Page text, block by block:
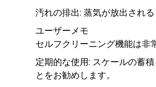
汚れの排出: 蒸気が放出され
ユーザーメモ
セルフクリーニング機能は非
定期的な使用: スケールの蓄
とをお勧めします。